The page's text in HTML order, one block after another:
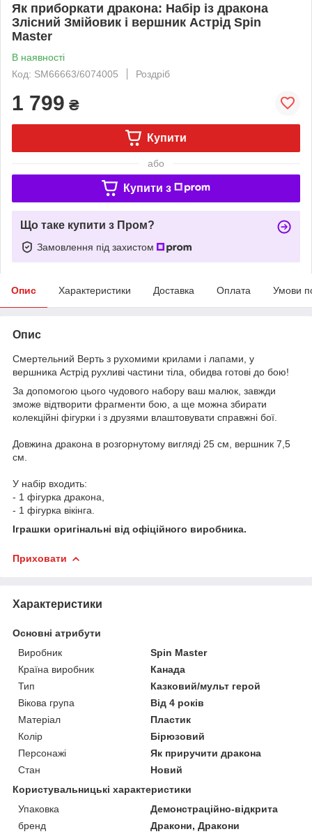
Як приборкати дракона: Набір із дракона
Злісний Змійовик і вершник Астрід Spin
Master
В наявності
Код: SM66663/6074005
Роздріб
1 799 ₴
Купити
або
Купити з
Що таке купити з Пром?
Замовлення під захистом
Опис Характеристики Доставка Оплата Умови
Опис
Смертельний Верть з рухомими крилами і лапами, у
вершника Астрід рухливі частини тіла, обидва готові до бою!
За допомогою цього чудового набору ваш малюк, завжди
зможе відтворити фрагменти бою, а ще можна збирати
колекційні фігурки і з друзями влаштовувати справжні бої.
Довжина дракона в розгорнутому вигляді 25 см, вершник 7,5
см.
У набір входить:
- 1 фігурка дракона,
- 1 фігурка вікінга.
Іграшки оригінальні від офіційного виробника.
Приховати
Характеристики
Основні атрибути
Виробник
Spin Master
Країна виробник
Канада
Тип
Казковий/мульт герой
Вікова група
Від 4 років
Матеріал
Пластик
Колір
Бірюзовий
Персонажі
Як приручити дракона
Стан
Новий
Користувальницькі характеристики
Упаковка
Демонстраційно-відкрита
бренд
Дракони, Дракони